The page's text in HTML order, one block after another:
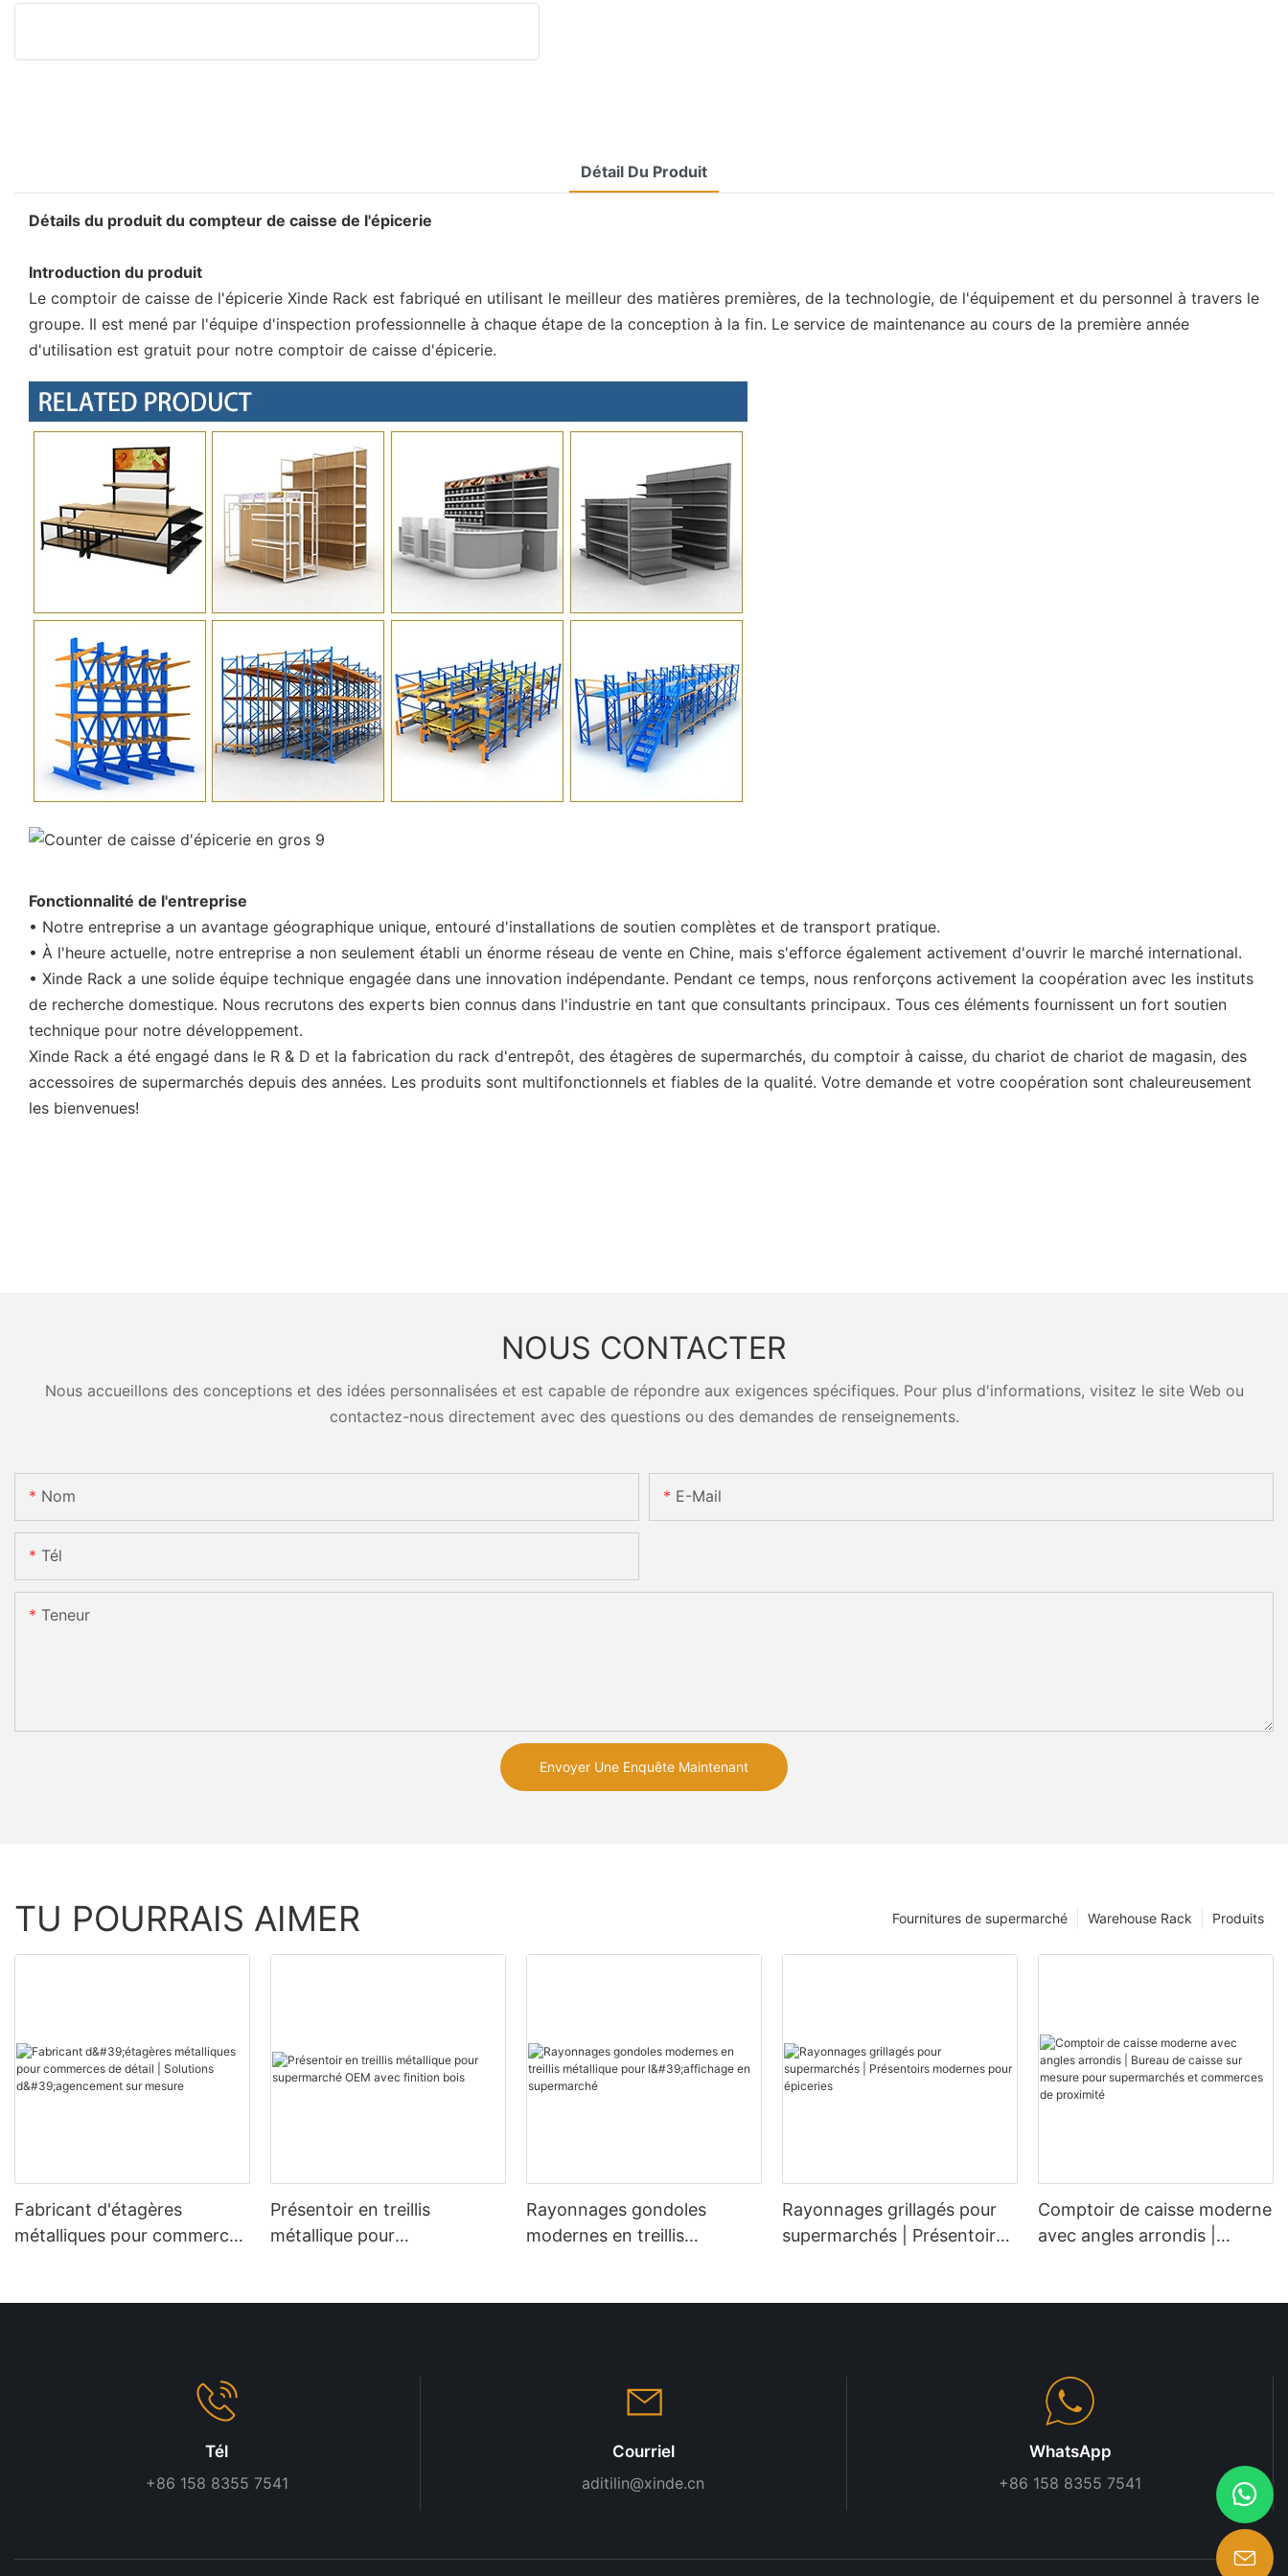
Détail Du Produit
Détails du produit du compteur de caisse de l'épicerie
Introduction du produit
Le comptoir de caisse de l'épicerie Xinde Rack est fabriqué en utilisant le meilleur des matières premières, de la technologie, de l'équipement et du personnel à travers le
groupe. Il est mené par l'équipe d'inspection professionnelle à chaque étape de la conception à la fin. Le service de maintenance au cours de la première année
d'utilisation est gratuit pour notre comptoir de caisse d'épicerie.
Fonctionnalité de l'entreprise
• Notre entreprise a un avantage géographique unique, entouré d'installations de soutien complètes et de transport pratique.
• À l'heure actuelle, notre entreprise a non seulement établi un énorme réseau de vente en Chine, mais s'efforce également activement d'ouvrir le marché international.
• Xinde Rack a une solide équipe technique engagée dans une innovation indépendante. Pendant ce temps, nous renforçons activement la coopération avec les instituts
de recherche domestique. Nous recrutons des experts bien connus dans l'industrie en tant que consultants principaux. Tous ces éléments fournissent un fort soutien
technique pour notre développement.
Xinde Rack a été engagé dans le R & D et la fabrication du rack d'entrepôt, des étagères de supermarchés, du comptoir à caisse, du chariot de chariot de magasin, des
accessoires de supermarchés depuis des années. Les produits sont multifonctionnels et fiables de la qualité. Votre demande et votre coopération sont chaleureusement
les bienvenues!
NOUS CONTACTER
Nous accueillons des conceptions et des idées personnalisées et est capable de répondre aux exigences spécifiques. Pour plus d'informations, visitez le site Web ou
contactez-nous directement avec des questions ou des demandes de renseignements.
Nom E-Mail
Tél
Teneur
Envoyer Une Enquête Maintenant
TU POURRAIS AIMER Produits
Warehouse Rack
Fournitures de supermarché
Fabricant d'étagères
métalliques pour commerces
Présentoir en treillis
métallique pour
Rayonnages gondoles
modernes en treillis
Rayonnages grillagés pour
supermarchés | Présentoirs
Comptoir de caisse moderne
avec angles arrondis |
Tél
+86 158 8355 7541
Courriel
aditilin@xinde.cn
WhatsApp
+86 158 8355 7541